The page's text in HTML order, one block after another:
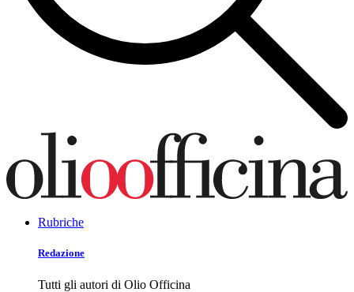
Rubriche
Redazione
Tutti gli autori di Olio Officina